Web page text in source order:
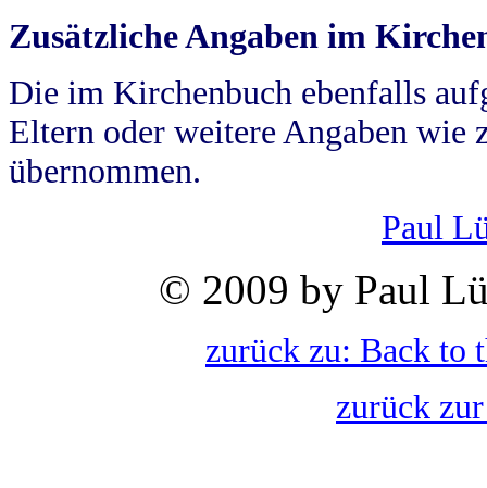
Zusätzliche Angaben im
Die im Kirchenbuch ebenfalls
Eltern oder weitere Angaben wie
übernommen.
Paul
© 2009 by Paul
zurück zu: Back to
zurück